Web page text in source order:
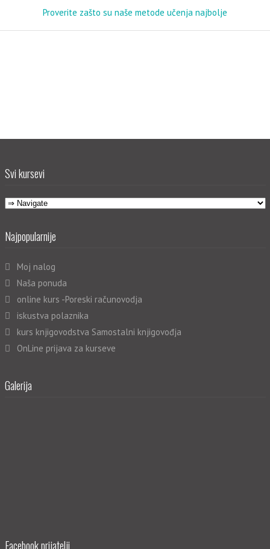
Proverite zašto su naše metode učenja najbolje
Svi kursevi
Najpopularnije
Moj nalog
Naša ponuda
online kurs -Poreski računovodja
iskustva polaznika
kurs knjigovodstva Samostalni knjigovođja
OnLine prijava za kurseve
Galerija
Facebook prijatelji